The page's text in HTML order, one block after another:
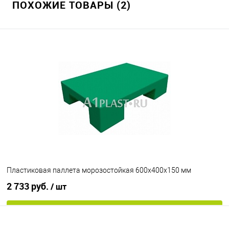
ПОХОЖИЕ ТОВАРЫ (2)
Пластиковая паллета морозостойкая 600х400х150 мм
2 733 руб. / шт